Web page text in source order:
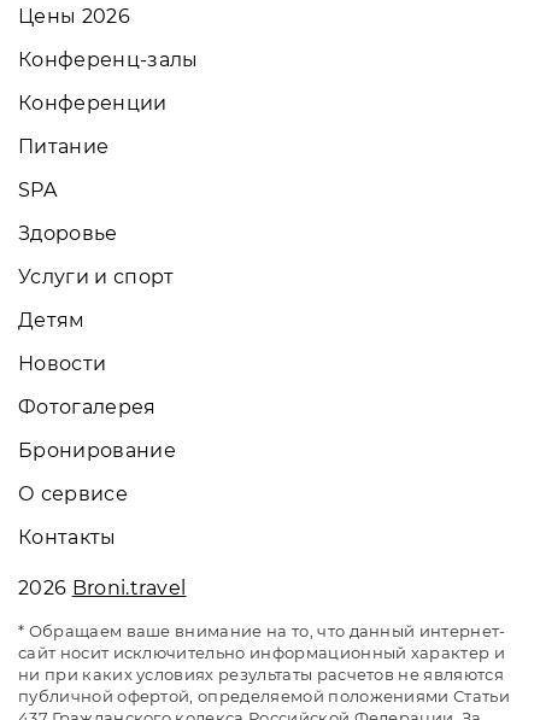
Цены 2026
Конференц-залы
Конференции
Питание
SPA
Здоровье
Услуги и спорт
Детям
Новости
Фотогалерея
Бронирование
О сервисе
Контакты
2026 Broni.travel
* Обращаем ваше внимание на то, что данный интернет-
сайт носит исключительно информационный характер и
ни при каких условиях результаты расчетов не являются
публичной офертой, определяемой положениями Статьи